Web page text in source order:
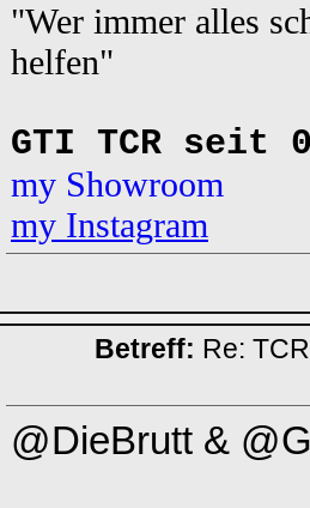
"Wer immer alles
helfen"
GTI TCR seit
my Showroom
my Instagram
Betreff: Re:
@DieBrutt &